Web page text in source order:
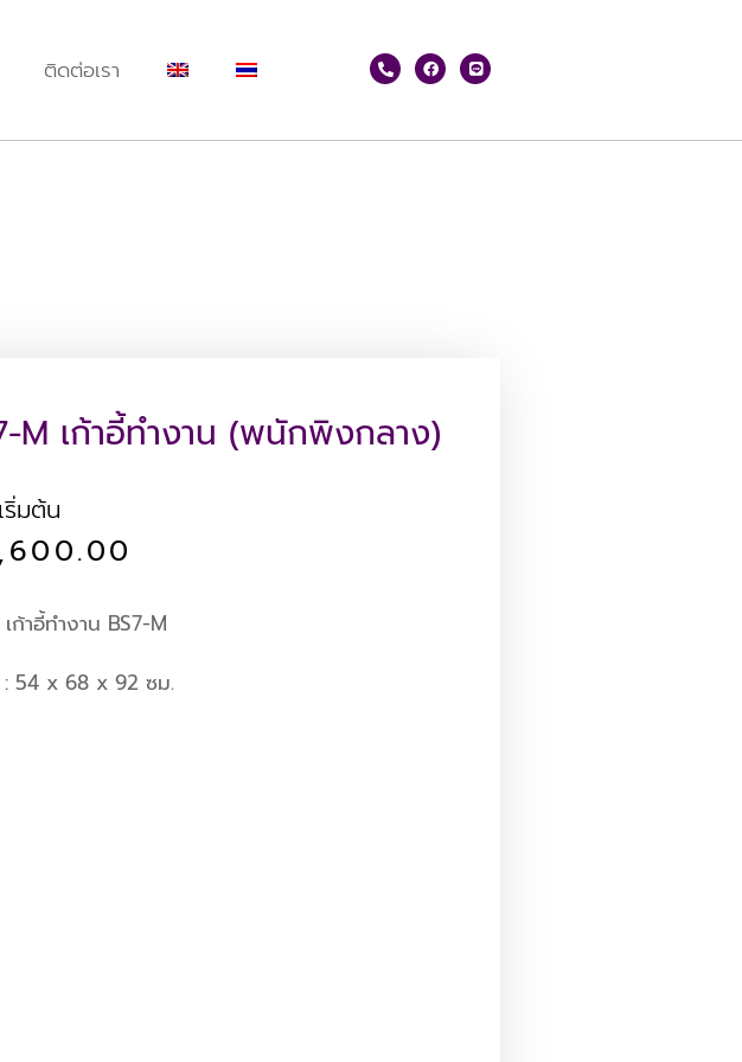
ติดต่อเรา
M เก้าอี้ทำงาน (พนักพิงกลาง)
ริ่มต้น
ก้าอี้ทำงาน BS7-M
54 x 68 x 92 ซม.